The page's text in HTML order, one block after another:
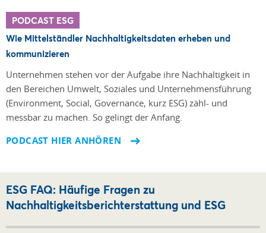
PODCAST ESG
Wie Mittelständler Nachhaltigkeitsdaten erheben und
kommunizieren
Unternehmen stehen vor der Aufgabe ihre Nach­haltigkeit in
den Bereichen Umwelt, Soziales und Unter­nehmensführung
(Environment, Social, Governance, kurz ESG) zähl- und
messbar zu machen. So gelingt der Anfang.
PODCAST HIER ANHÖREN
ESG FAQ: Häufige Fragen zu
Nachhaltigkeitsberichterstattung und ESG